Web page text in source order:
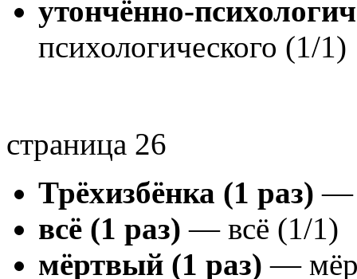
утончённо-
психологического (1/1)
страница 26
Трёхизбёнка (1 раз) —
всё (1 раз) — всё (1/1)
мёртвый (1 раз) —